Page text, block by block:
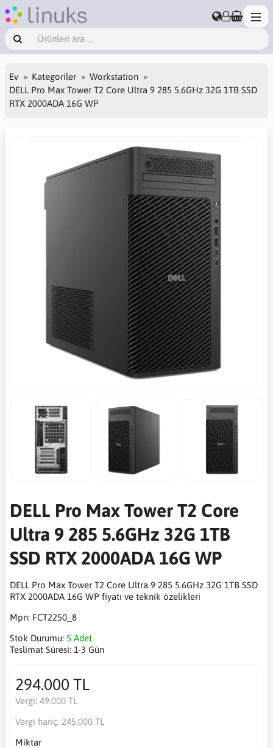
Ev Kategoriler
Workstation
DELL Pro Max Tower T2 Core Ultra 9 285 5.6GHz 32G 1TB SSD
RTX 2000ADA 16G WP
DELL Pro Max Tower T2 Core
Ultra 9 285 5.6GHz 32G 1TB
SSD RTX 2000ADA 16G WP
DELL Pro Max Tower T2 Core Ultra 9 285 5.6GHz 32G 1TB SSD
RTX 2000ADA 16G WP fiyatı ve teknik özelikleri
Mpn: FCT2250_8
Stok Durumu: 5 Adet
Teslimat Süresi: 1-3 Gün
294.000 TL
Vergi: 49.000 TL
Vergi hariç: 245.000 TL
Miktar